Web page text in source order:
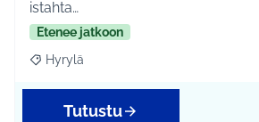
istahta…
Etenee jatkoon
Rajaa tulokset aihepiirin mukaan: Hyrylä
Hyrylä
Tutustu